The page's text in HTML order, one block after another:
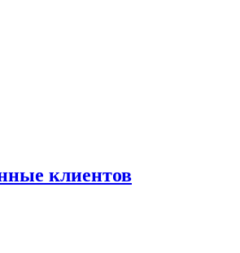
клиентов